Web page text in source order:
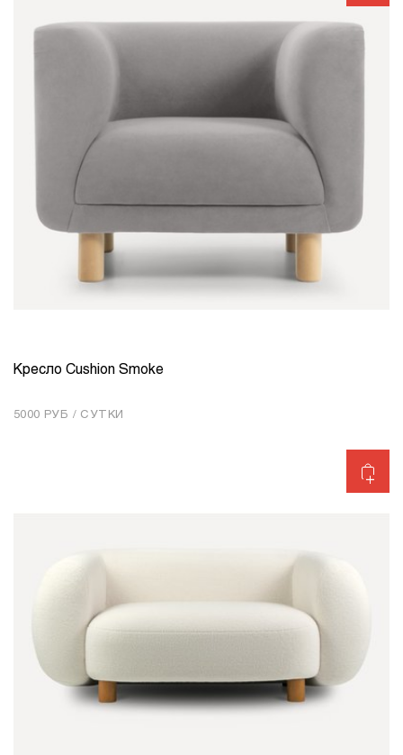
КОЛИЧЕСТВО 1
Кресло Cushion Smoke
5000 РУБ / СУТКИ